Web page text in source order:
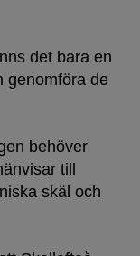
det bara en
genomföra de
behöver
till
skäl och